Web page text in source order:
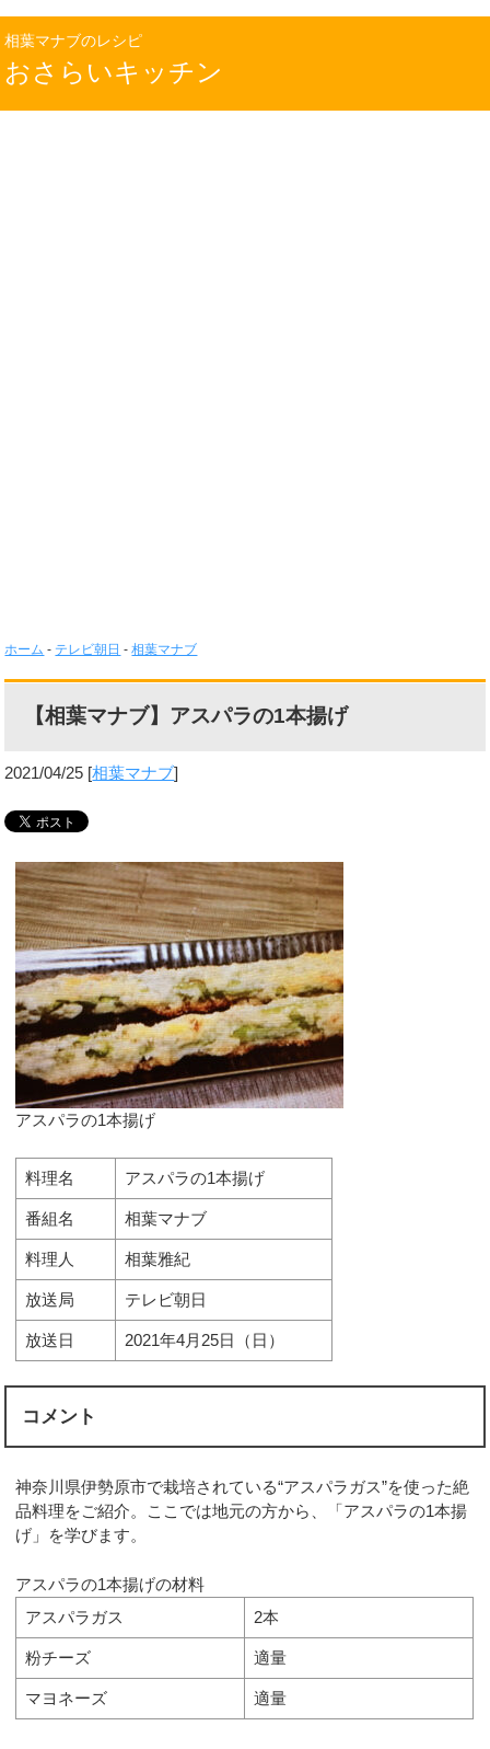
相葉マナブのレシピ
おさらいキッチン
ホーム - テレビ朝日 -相葉マナブ
【相葉マナブ】アスパラの1本揚げ
2021/04/25 [相葉マナブ]
アスパラの1本揚げ
料理名 アスパラの1本揚げ
番組名 相葉マナブ
料理人 相葉雅紀
放送局 テレビ朝日
放送日 2021年4月25日（日）
コメント
神奈川県伊勢原市で栽培されている“アスパラガス”を使った絶
品料理をご紹介。ここでは地元の方から、「アスパラの1本揚
げ」を学びます。
アスパラの1本揚げの材料
アスパラガス
2本
粉チーズ 適量
マヨネーズ 適量